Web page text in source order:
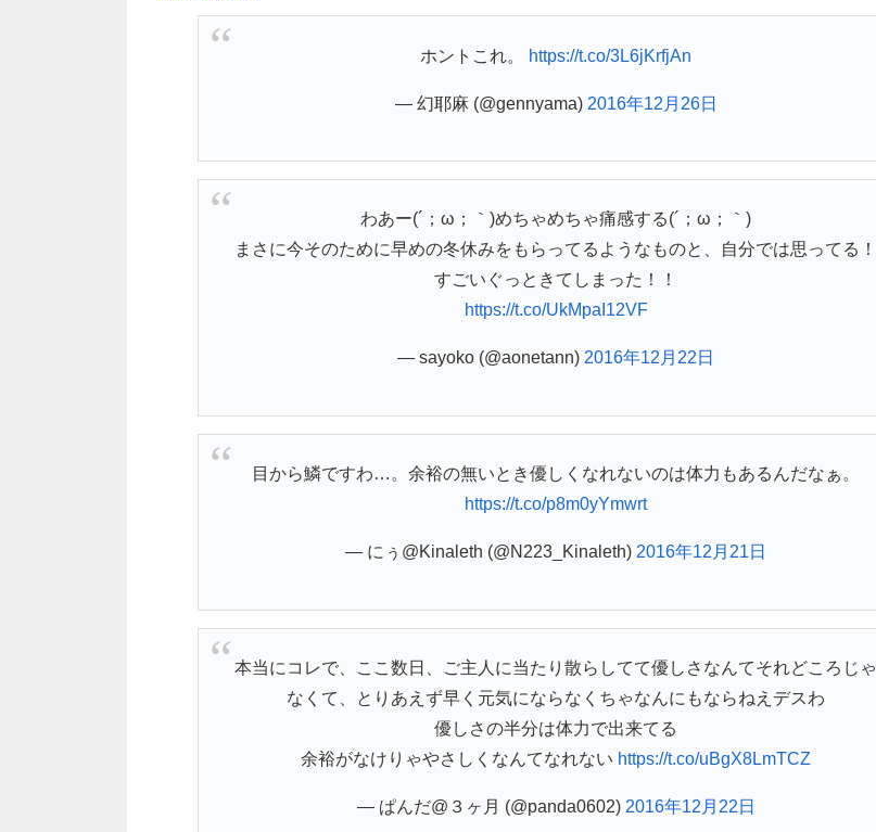
ホントこれ。 https://t.co/3L6jKrfjAn
— 幻耶麻 (@gennyama) 2016年12月26日
わあー(´；ω；｀)めちゃめちゃ痛感する(´；ω；｀)
まさに今そのために早めの冬休みをもらってるようなものと、自分では思ってる！
すごいぐっときてしまった！！
https://t.co/UkMpaI12VF
— sayoko (@aonetann) 2016年12月22日
目から鱗ですわ…。余裕の無いとき優しくなれないのは体力もあるんだなぁ。
https://t.co/p8m0yYmwrt
— にぅ@Kinaleth (@N223_Kinaleth) 2016年12月21日
本当にコレで、ここ数日、ご主人に当たり散らしてて優しさなんてそれどころじゃ
なくて、とりあえず早く元気にならなくちゃなんにもならねえデスわ
優しさの半分は体力で出来てる
余裕がなけりゃやさしくなんてなれない https://t.co/uBgX8LmTCZ
— ぱんだ@３ヶ月 (@panda0602) 2016年12月22日